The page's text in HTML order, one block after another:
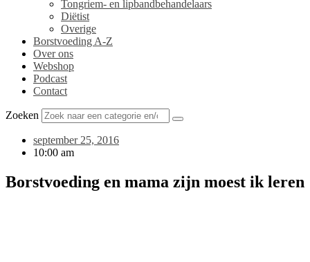
Tongriem- en lipbandbehandelaars
Diëtist
Overige
Borstvoeding A-Z
Over ons
Webshop
Podcast
Contact
Zoeken
september 25, 2016
10:00 am
Borstvoeding en mama zijn moest ik leren